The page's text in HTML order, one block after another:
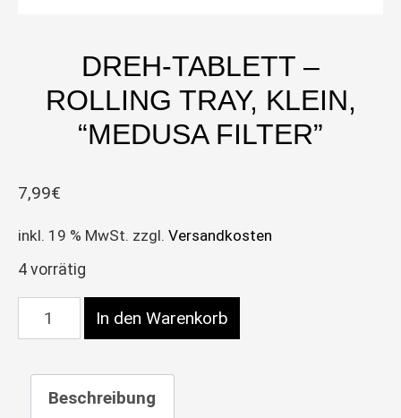
DREH-TABLETT –
ROLLING TRAY, KLEIN,
“MEDUSA FILTER”
7,99€
inkl. 19 % MwSt. zzgl. Versandkosten
4 vorrätig
Dreh-Tablett – Rolling Tray, klein, “Medusa Filter”
In den Warenkorb
Beschreibung